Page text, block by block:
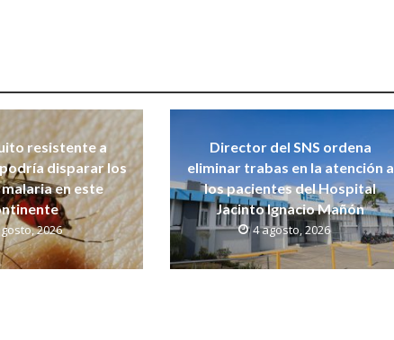
resistente a
disparar los
en este
2026
Director del SNS ordena
eliminar trabas en la atención a
los pacientes del Hospital
Jacinto Ignacio Mañón
4 agosto, 2026